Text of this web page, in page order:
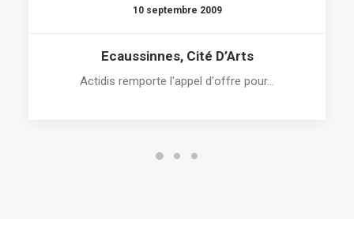
10 septembre 2009
Ecaussinnes, Cité D’Arts
Actidis remporte l'appel d'offre pour…